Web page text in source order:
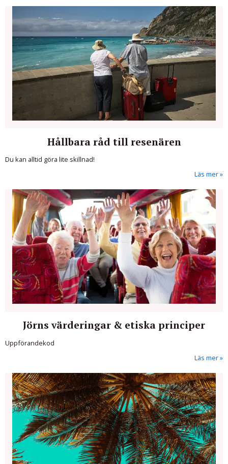
Hållbara råd till resenären
Du kan alltid göra lite skillnad!
Läs mer
Jörns värderingar & etiska principer
Uppförandekod
Läs mer